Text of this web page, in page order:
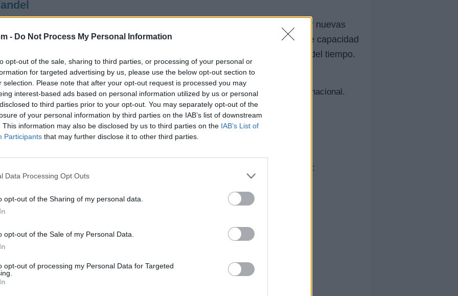
- Do Not Process My Personal Information
opt-out of the sale, sharing to third parties, or processing of your personal or
for targeted advertising by us, please use the below opt-out section to
selection. Please note that after your opt-out request is processed you may
interest-based ads based on personal information utilized by us or personal
to third parties prior to your opt-out. You may separately opt-out of the
of your personal information by third parties on the IAB’s list of downstream
This information may also be disclosed by us to third parties on the IAB’s List of
Participants that may further disclose it to other third parties.
Data Processing Opt Outs
opt-out of the Sharing of my personal data.
opt-out of the Sale of my Personal Data.
opt-out of processing my Personal Data for Targeted
de perseverancia y pasión. Su habilidad para reinventarse, explorar nuevas
sus raíces han sido claves para su duradero éxito. Además, su inigualable capacidad
con la música han asegurado que su legado perdure a lo largo del tiempo.
a las nuevas tendencias sin perder su esencia.
una amplía gama de artistas, desde reguetoneros hasta estrellas del pop internacional.
su compromiso con la calidad son evidentes en cada uno de sus proyectos.
ha mantenido un fuerte vínculo con su tierra natal y su cultura.
de la carrera de Yandel, tanto en solitario como con Wisin, incluyen: